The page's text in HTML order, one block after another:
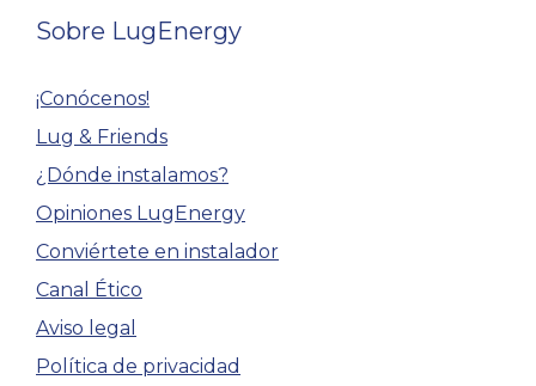
Sobre LugEnergy
¡Conócenos!
Lug & Friends
¿Dónde instalamos?
Opiniones LugEnergy
Conviértete en instalador
Canal Ético
Aviso legal
Política de privacidad